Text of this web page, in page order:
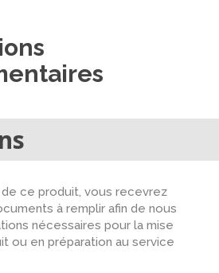
ce produit, vous recevrez
à remplir afin de nous
nécessaires pour la mise
ou en préparation au service